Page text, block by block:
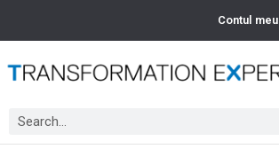
Contul meu